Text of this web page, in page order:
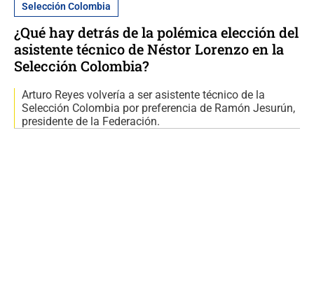
Selección Colombia
¿Qué hay detrás de la polémica elección del
asistente técnico de Néstor Lorenzo en la
Selección Colombia?
Arturo Reyes volvería a ser asistente técnico de la
Selección Colombia por preferencia de Ramón Jesurún,
presidente de la Federación.